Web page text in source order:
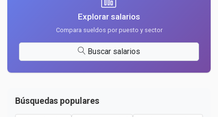
Explorar salarios
Compara sueldos por puesto y sector
Buscar salarios
Búsquedas populares